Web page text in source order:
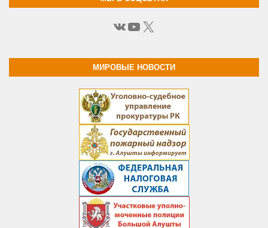
ВКонтакте
YouTube
X
МИРОВЫЕ НОВОСТИ